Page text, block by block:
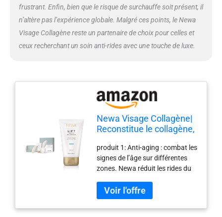
résultats optimum produit 2:
anti-aging : combattre les signes
de l’âge produit 2: différentes
zones : réduit les rides du visage,
des yeux, de la bouche, du cou
frustrant. Enfin, bien que le risque de surchauffe soit présent, il
n’altère pas l’expérience globale. Malgré ces points, le Newa
Visage Collagène reste un partenaire de choix pour celles et
ceux recherchant un soin anti-rides avec une touche de luxe.
Newa Visage Collagène|
Reconstitue le collagène,
visage, des yeux, de la
bouche et du cou| anti-
rides puissant et
immédiat & Lift Gel
Delicate Skin|
Reconstitue Le Collagène
produit 1: Anti-aging : combat les
signes de l’âge sur différentes
zones. Newa réduit les rides du
du cou. Efficacité prouvée
cliniquement : une étude
soumise et validée par la FDA.